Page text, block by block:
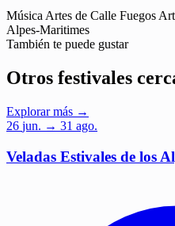
Música Artes de Calle Fuegos
Alpes-Maritimes
También te puede gustar
Otros festivales
Explorar más →
26 jun. → 31 ago.
Veladas Estivales de los